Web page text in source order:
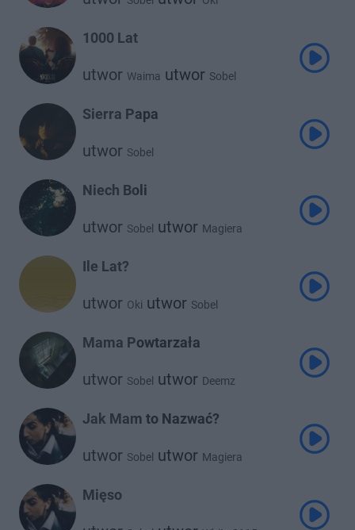
1000 Lat
utwor Waima utwor Sobel
Sierra Papa
utwor Sobel
Niech Boli
utwor Sobel utwor Magiera
Ile Lat?
utwor Oki utwor Sobel
Mama Powtarzała
utwor Sobel utwor Deemz
Jak Mam to Nazwać?
utwor Sobel utwor Magiera
Mięso